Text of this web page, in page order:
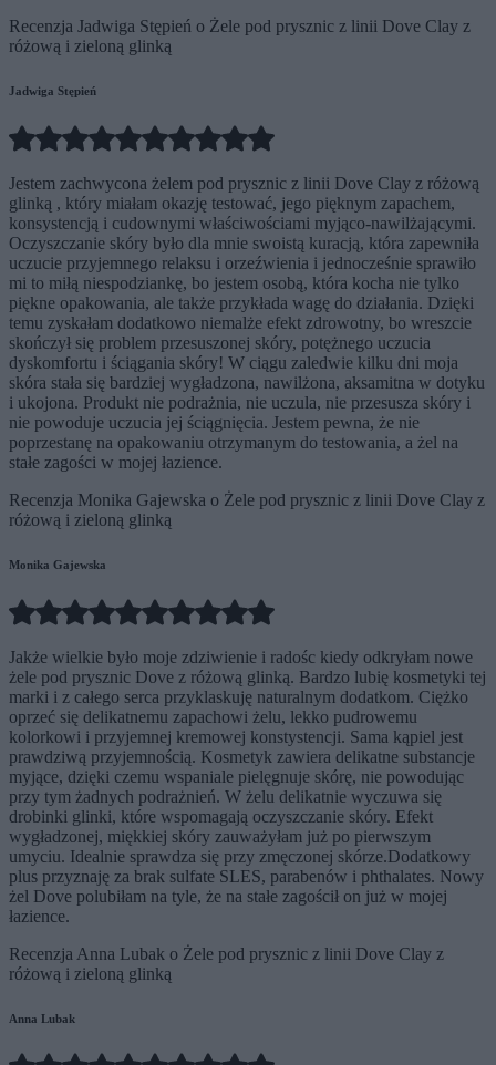
Recenzja Jadwiga Stępień o Żele pod prysznic z linii Dove Clay z
różową i zieloną glinką
Jadwiga Stępień
Jestem zachwycona żelem pod prysznic z linii Dove Clay z różową
glinką , który miałam okazję testować, jego pięknym zapachem,
konsystencją i cudownymi właściwościami myjąco-nawilżającymi.
Oczyszczanie skóry było dla mnie swoistą kuracją, która zapewniła
uczucie przyjemnego relaksu i orzeźwienia i jednocześnie sprawiło
mi to miłą niespodziankę, bo jestem osobą, która kocha nie tylko
piękne opakowania, ale także przykłada wagę do działania. Dzięki
temu zyskałam dodatkowo niemalże efekt zdrowotny, bo wreszcie
skończył się problem przesuszonej skóry, potężnego uczucia
dyskomfortu i ściągania skóry! W ciągu zaledwie kilku dni moja
skóra stała się bardziej wygładzona, nawilżona, aksamitna w dotyku
i ukojona. Produkt nie podrażnia, nie uczula, nie przesusza skóry i
nie powoduje uczucia jej ściągnięcia. Jestem pewna, że nie
poprzestanę na opakowaniu otrzymanym do testowania, a żel na
stałe zagości w mojej łazience.
Recenzja Monika Gajewska o Żele pod prysznic z linii Dove Clay z
różową i zieloną glinką
Monika Gajewska
Jakże wielkie było moje zdziwienie i radośc kiedy odkryłam nowe
żele pod prysznic Dove z różową glinką. Bardzo lubię kosmetyki tej
marki i z całego serca przyklaskuję naturalnym dodatkom. Ciężko
oprzeć się delikatnemu zapachowi żelu, lekko pudrowemu
kolorkowi i przyjemnej kremowej konstystencji. Sama kąpiel jest
prawdziwą przyjemnością. Kosmetyk zawiera delikatne substancje
myjące, dzięki czemu wspaniale pielęgnuje skórę, nie powodując
przy tym żadnych podrażnień. W żelu delikatnie wyczuwa się
drobinki glinki, które wspomagają oczyszczanie skóry. Efekt
wygładzonej, miękkiej skóry zauważyłam już po pierwszym
umyciu. Idealnie sprawdza się przy zmęczonej skórze.Dodatkowy
plus przyznaję za brak sulfate SLES, parabenów i phthalates. Nowy
żel Dove polubiłam na tyle, że na stałe zagościł on już w mojej
łazience.
Recenzja Anna Lubak o Żele pod prysznic z linii Dove Clay z
różową i zieloną glinką
Anna Lubak